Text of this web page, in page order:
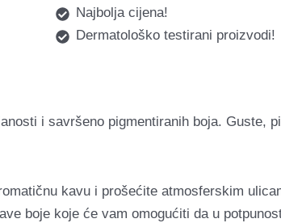
Najbolja cijena!
Dermatološko testirani proizvodi!
i savršeno pigmentiranih boja. Guste,
kavu i prošećite atmosferskim
boje koje će vam omogućiti da u